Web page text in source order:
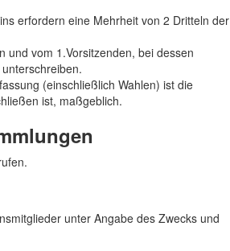
erfordern eine Mehrheit von 2 Dritteln der
und vom 1.Vorsitzenden, bei dessen
(einschließlich Wahlen) ist die
ist, maßgeblich.
unter Angabe des Zwecks und